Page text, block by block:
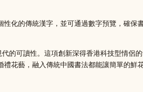
化的傳統漢字，並可通過數字預覽，確保
的可讀性。這項創新深得香港科技型情侶
花藝，融入傳統中國書法都能讓簡單的鮮